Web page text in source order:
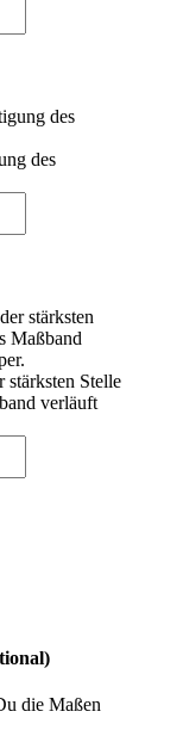
des
Stelle
verläuft
die Maßen